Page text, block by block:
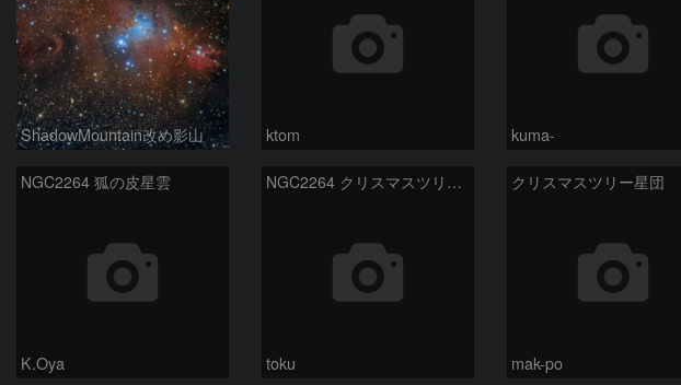
ShadowMountain改め影山 ktom kuma-
NGC2264 狐の皮星雲
K.Oya
NGC2264 クリスマスツリー星団
toku
クリスマスツリー星団
mak-po